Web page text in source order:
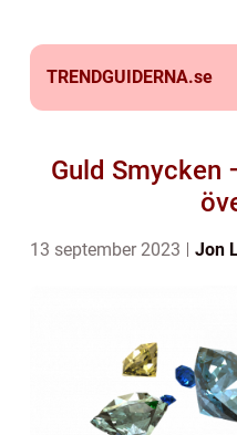
TRENDGUIDERNA.se
Guld Smycken
13 september 2023 Jon